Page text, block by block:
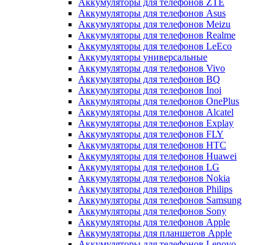
Аккумуляторы для телефонов ZTE
Аккумуляторы для телефонов Asus
Аккумуляторы для телефонов Meizu
Аккумуляторы для телефонов Realme
Аккумуляторы для телефонов LeEco
Аккумуляторы универсальные
Аккумуляторы для телефонов Vivo
Аккумуляторы для телефонов BQ
Аккумуляторы для телефонов Inoi
Аккумуляторы для телефонов OnePlus
Аккумуляторы для телефонов Alcatel
Аккумуляторы для телефонов Explay
Аккумуляторы для телефонов FLY
Аккумуляторы для телефонов HTC
Аккумуляторы для телефонов Huawei
Аккумуляторы для телефонов LG
Аккумуляторы для телефонов Nokia
Аккумуляторы для телефонов Philips
Аккумуляторы для телефонов Samsung
Аккумуляторы для телефонов Sony
Аккумуляторы для телефонов Apple
Аккумуляторы для планшетов Apple